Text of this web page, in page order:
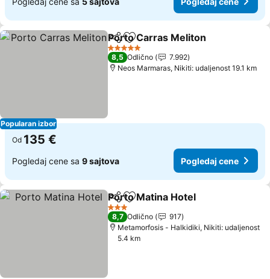
Popularan izbor
Deli Dodati u favorite
Porto Carras Meliton
5 Zvezdice
8,5 Odlično
7.992
Neos Marmaras, Nikiti: udaljenost 19.1 km
Od 135 €
Pogledaj cene sa 9 sajtova Pogledaj cene
Deli Dodati u favorite
Porto Matina Hotel
3 Zvezdice
8,7 Odlično
917
Metamorfosis - Halkidiki, Nikiti: udaljenost
5.4 km